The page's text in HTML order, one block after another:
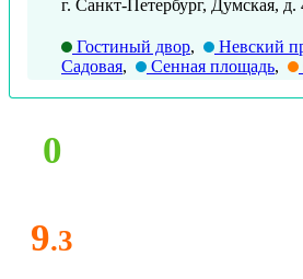
г. Санкт-Петербург, Думская, д.
Гостиный двор, Невский
Садовая, Сенная площадь,
0
9.3